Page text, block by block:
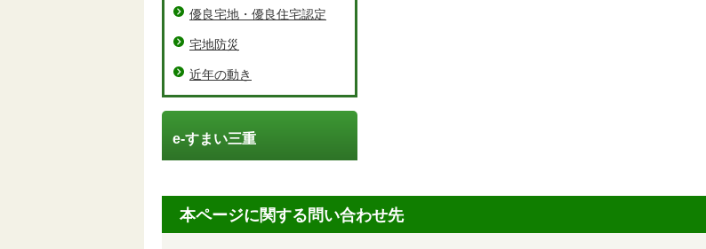
優良宅地・優良住宅認定
宅地防災
近年の動き
e-すまい三重
本ページに関する問い合わせ先